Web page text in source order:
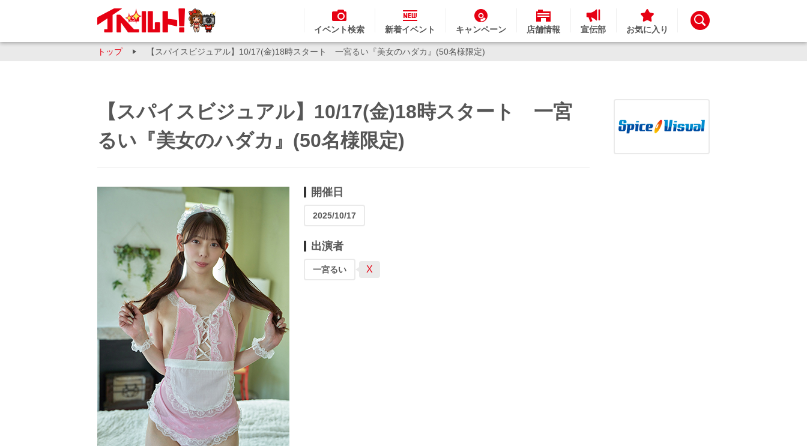
イベント検索 新着イベント キャンペーン 店舗情報 宣伝部 お気に入り
トップ 【スパイスビジュアル】10/17(金)18時スタート 一宮るい『美女のハダカ』(50名様限定)
【スパイスビジュアル】10/17(金)18時スタート 一宮
るい『美女のハダカ』(50名様限定)
開催日
2025/10/17
出演者
一宮るい X